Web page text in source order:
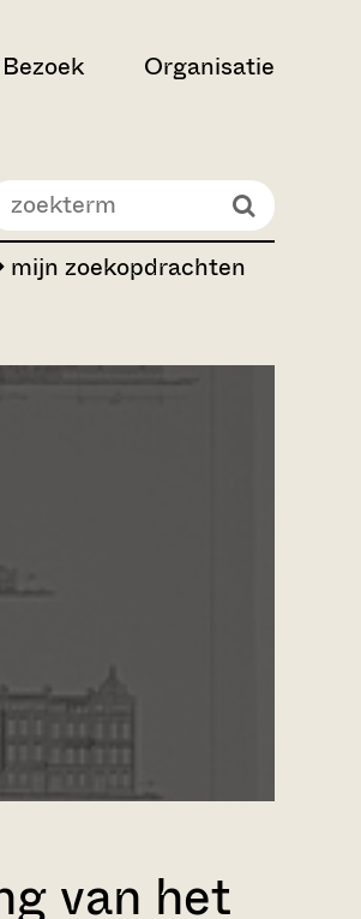
Bezoek Organisatie
mijn zoekopdrachten
van het